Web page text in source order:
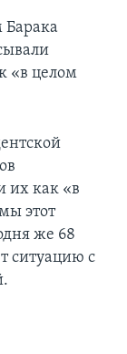
Барака
«в целом
их как «в
этот
же 68
ситуацию с